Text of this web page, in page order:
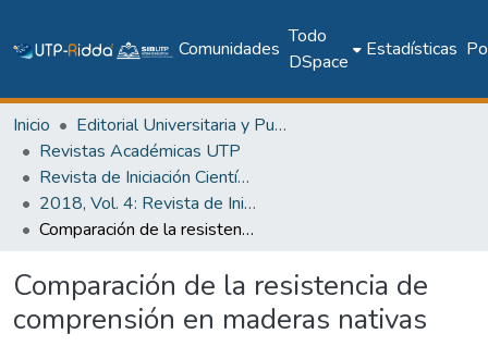
Comunidades
Todo
DSpace
Estadísticas
Inicio
Editorial Universitaria y Publicaciones Seriadas
Revistas Académicas UTP
Revista de Iniciación Científica
2018, Vol. 4: Revista de Iniciación Científica, Edición Especial
Comparación de la resistencia de comprensión en maderas nativas
Comparación de la resistencia de
comprensión en maderas nativas